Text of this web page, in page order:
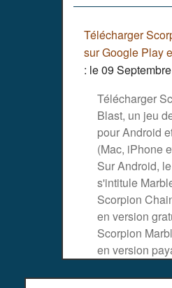
Télécharger
sur Google Play
: le 09
Télécharger
Blast, un jeu
pour Android
(Mac, iPhone
Sur Android,
s'intitule
Scorpion
en version
Scorpion
en version